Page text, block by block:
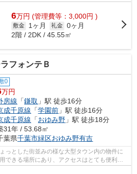
大型タウン...
6万円 (管理費等：3,000円 )
敷金 1ヶ月 礼金 0ヶ月
2階 / 2DK / 45.55㎡
フォンテＢ
0
万円
房線 「鎌取 」駅 徒歩16分
成千原線 「学園前 」駅 徒歩16分
成千原線 「おゆみ野 」駅 徒歩18分
31年 / 53.68㎡
葉県千葉市緑区おゆみ野有吉
っとした街並みの様な大型タウン内の物件に
できる場所にあり、アクセスはとても便利で
報が株式会...